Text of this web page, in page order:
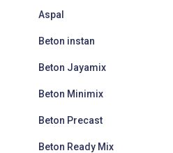
Aspal
Beton instan
Beton Jayamix
Beton Minimix
Beton Precast
Beton Ready Mix